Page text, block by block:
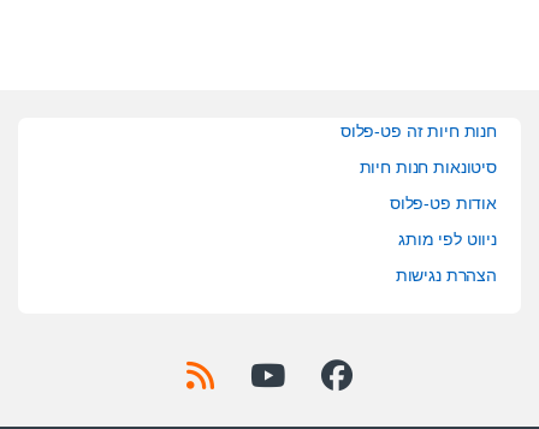
חנות חיות זה פט-פלוס
סיטונאות חנות חיות
אודות פט-פלוס
ניווט לפי מותג
הצהרת נגישות